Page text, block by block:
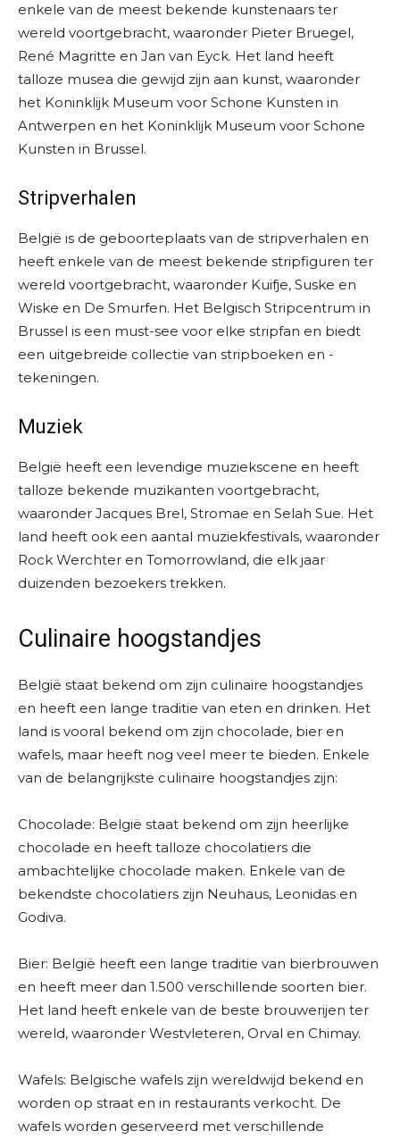
enkele van de meest bekende kunstenaars ter
wereld voortgebracht, waaronder Pieter Bruegel,
René Magritte en Jan van Eyck. Het land heeft
talloze musea die gewijd zijn aan kunst, waaronder
het Koninklijk Museum voor Schone Kunsten in
Antwerpen en het Koninklijk Museum voor Schone
Kunsten in Brussel.
Stripverhalen
België is de geboorteplaats van de stripverhalen en
heeft enkele van de meest bekende stripfiguren ter
wereld voortgebracht, waaronder Kuifje, Suske en
Wiske en De Smurfen. Het Belgisch Stripcentrum in
Brussel is een must-see voor elke stripfan en biedt
een uitgebreide collectie van stripboeken en -
tekeningen.
Muziek
België heeft een levendige muziekscene en heeft
talloze bekende muzikanten voortgebracht,
waaronder Jacques Brel, Stromae en Selah Sue. Het
land heeft ook een aantal muziekfestivals, waaronder
Rock Werchter en Tomorrowland, die elk jaar
duizenden bezoekers trekken.
Culinaire hoogstandjes
België staat bekend om zijn culinaire hoogstandjes
en heeft een lange traditie van eten en drinken. Het
land is vooral bekend om zijn chocolade, bier en
wafels, maar heeft nog veel meer te bieden. Enkele
van de belangrijkste culinaire hoogstandjes zijn:
Chocolade: België staat bekend om zijn heerlijke
chocolade en heeft talloze chocolatiers die
ambachtelijke chocolade maken. Enkele van de
bekendste chocolatiers zijn Neuhaus, Leonidas en
Godiva.
Bier: België heeft een lange traditie van bierbrouwen
en heeft meer dan 1.500 verschillende soorten bier.
Het land heeft enkele van de beste brouwerijen ter
wereld, waaronder Westvleteren, Orval en Chimay.
Wafels: Belgische wafels zijn wereldwijd bekend en
worden op straat en in restaurants verkocht. De
wafels worden geserveerd met verschillende